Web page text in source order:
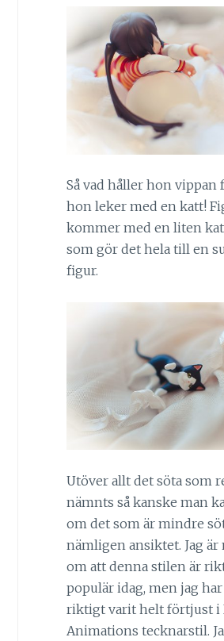
Så vad håller hon vippan
hon leker med en katt!
kommer med en liten
som gör det hela till en
figur.
Utöver allt det söta som
nämnts så kanske man
om det som är mindre
nämligen ansiktet. Jag är
om att denna stilen är
populär idag, men jag
riktigt varit helt förtjust i
Animations tecknarstil.